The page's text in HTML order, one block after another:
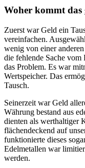
Woher kommt das
Zuerst war Geld ein
vereinfachen.
wenig von einer
die fehlende Sache vom
das Problem. Es war
Wertspeicher. Das
Tausch.
Seinerzeit war Geld
Währung bestand aus
dienten als werthaltiger
flächendeckend auf
funktionierte dieses
Edelmetallen war
werden.